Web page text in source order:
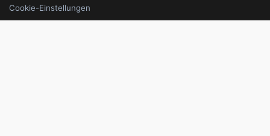
Cookie-Einstellungen